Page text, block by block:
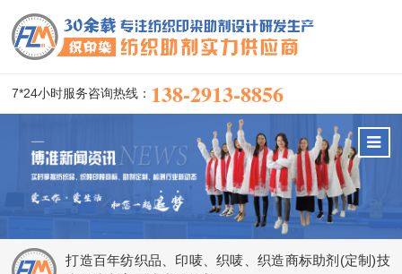
7*24小时服务咨询热线： 138-2913-8856
打造百年纺织品、印唛、织唛、织造商标助剂(定制)技